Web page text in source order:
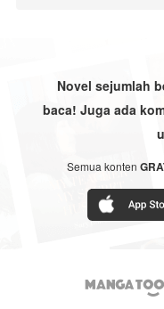
Novel sejumlah
baca! Juga ada
Semua konten